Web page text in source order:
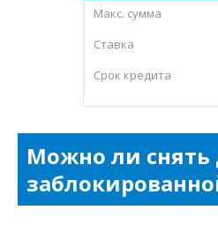
Макc. сумма
Ставка
Срок кредита
Можно ли снять